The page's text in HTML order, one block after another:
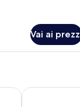
Vai ai
Charles de Gaulle
ibis budget